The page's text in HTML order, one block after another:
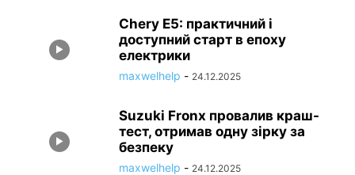
Chery E5: практичний і
доступний старт в епоху
електрики
maxwelhelp - 24.12.2025
Suzuki Fronx провалив краш-
тест, отримав одну зірку за
безпеку
maxwelhelp - 24.12.2025